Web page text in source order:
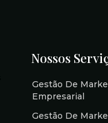
Nossos
Gestão De
Empresarial
Gestão De